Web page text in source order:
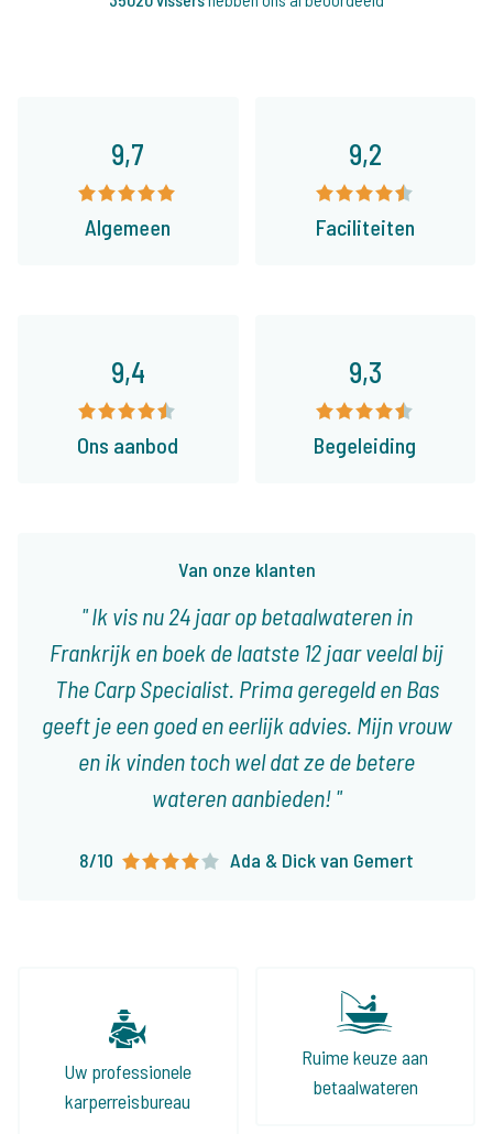
9,7
Algemeen
9,2
Faciliteiten
Van onze klanten
Ik vis nu 24 jaar op betaalwateren in
Frankrijk en boek de laatste 12 jaar veelal bij
The Carp Specialist. Prima geregeld en Bas
geeft je een goed en eerlijk advies. Mijn vrouw
en ik vinden toch wel dat ze de betere
wateren aanbieden!
8/10 Ada & Dick van Gemert
9,4
Ons aanbod
9,3
Begeleiding
Uw professionele
karperreisbureau
Ruime keuze aan
betaalwateren